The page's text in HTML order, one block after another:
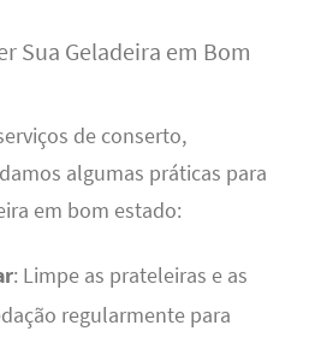
Sua Geladeira em Bom
de conserto,
algumas práticas para
em bom estado:
: Limpe as prateleiras e as
regularmente para